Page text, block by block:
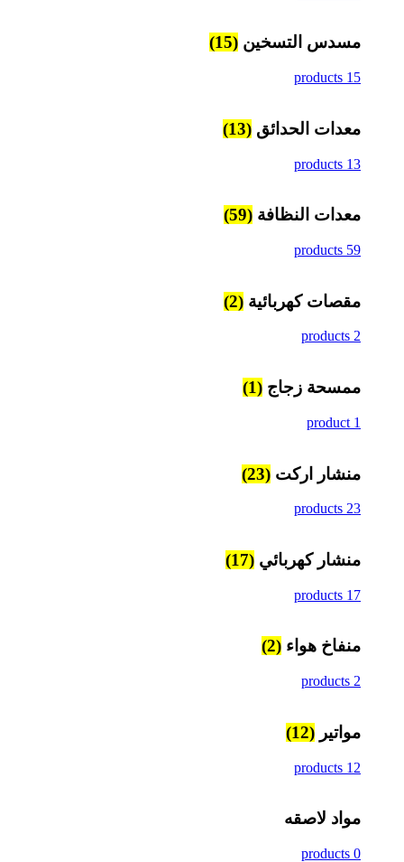
مسدس التسخين (15)
15 products
معدات الحدائق (13)
13 products
معدات النظافة (59)
59 products
مقصات كهربائية (2)
2 products
ممسحة زجاج (1)
1 product
منشار اركت (23)
23 products
منشار كهربائي (17)
17 products
منفاخ هواء (2)
2 products
مواتير (12)
12 products
مواد لاصقه
0 products